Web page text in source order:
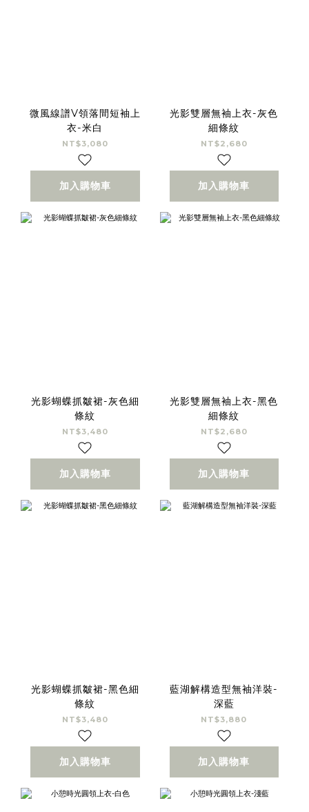
微風線譜V領落間短袖上
衣-米白
NT$3,080
加入購物車
光影雙層無袖上衣-灰色
細條紋
NT$2,680
加入購物車
光影蝴蝶抓皺裙-灰色細
條紋
NT$3,480
加入購物車
光影雙層無袖上衣-黑色
細條紋
NT$2,680
加入購物車
光影蝴蝶抓皺裙-黑色細
條紋
NT$3,480
加入購物車
藍湖解構造型無袖洋裝-
深藍
NT$3,880
加入購物車